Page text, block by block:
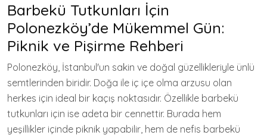
Barbekü Tutkunları İçin
Polonezköy’de Mükemmel Gün:
Piknik ve Pişirme Rehberi
Polonezköy, İstanbul'un sakin ve doğal güzellikleriyle ünlü
semtlerinden biridir. Doğa ile iç içe olma arzusu olan
herkes için ideal bir kaçış noktasıdır. Özellikle barbekü
tutkunları için ise adeta bir cennettir. Burada hem
yeşillikler içinde piknik yapabilir, hem de nefis barbekü